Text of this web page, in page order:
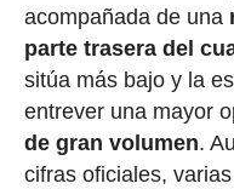
acompañada de una
parte trasera del
sitúa más bajo y la
entrever una mayor
de gran volumen.
cifras oficiales,